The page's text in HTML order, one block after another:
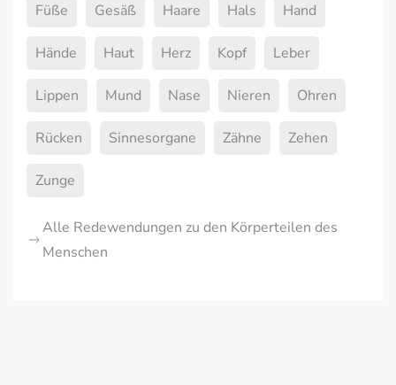
Füße Gesäß Haare Hals Hand
Hände Haut Herz Kopf Leber
Lippen Mund Nase Nieren Ohren
Rücken Sinnesorgane Zähne Zehen
Zunge
Alle Redewendungen zu den Körperteilen des
Menschen